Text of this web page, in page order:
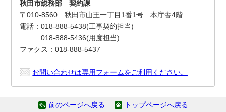
秋田市総務部 契約課
〒010-8560 秋田市山王一丁目1番1号 本庁舎4階
電話：018-888-5438(工事契約担当)
018-888-5436(用度担当)
ファクス：018-888-5437
お問い合わせは専用フォームをご利用ください。
前のページへ戻る トップページへ戻る